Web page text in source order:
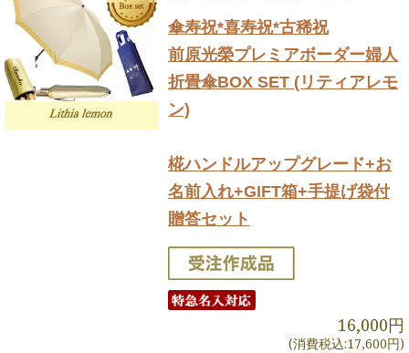
傘寿祝*喜寿祝*古稀祝
前原光榮プレミアボーダー婦人
折畳傘BOX SET (リティアレモ
ン)
椛ハンドルアップグレード+お
名前入れ+GIFT箱+手提げ袋付
贈答セット
16,000円
(消費税込:17,600円)